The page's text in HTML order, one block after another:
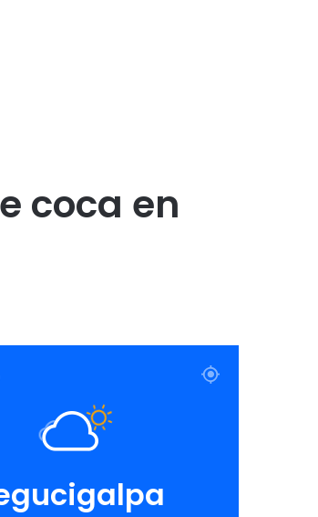
coca en